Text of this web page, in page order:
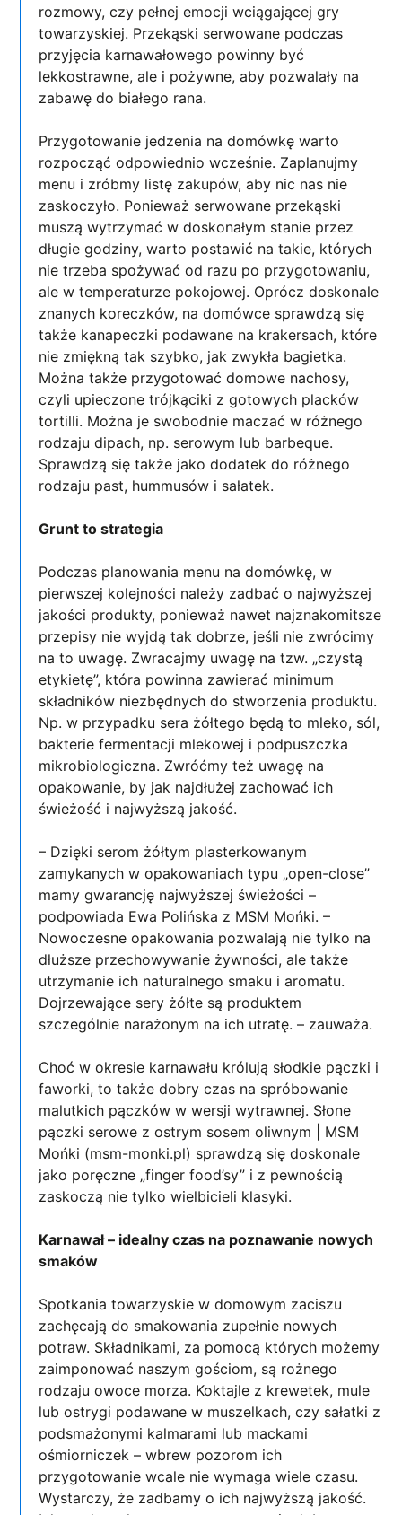
rozmowy, czy pełnej emocji wciągającej gry
towarzyskiej. Przekąski serwowane podczas
przyjęcia karnawałowego powinny być
lekkostrawne, ale i pożywne, aby pozwalały na
zabawę do białego rana.
Przygotowanie jedzenia na domówkę warto
rozpocząć odpowiednio wcześnie. Zaplanujmy
menu i zróbmy listę zakupów, aby nic nas nie
zaskoczyło. Ponieważ serwowane przekąski
muszą wytrzymać w doskonałym stanie przez
długie godziny, warto postawić na takie, których
nie trzeba spożywać od razu po przygotowaniu,
ale w temperaturze pokojowej. Oprócz doskonale
znanych koreczków, na domówce sprawdzą się
także kanapeczki podawane na krakersach, które
nie zmiękną tak szybko, jak zwykła bagietka.
Można także przygotować domowe nachosy,
czyli upieczone trójkąciki z gotowych placków
tortilli. Można je swobodnie maczać w różnego
rodzaju dipach, np. serowym lub barbeque.
Sprawdzą się także jako dodatek do różnego
rodzaju past, hummusów i sałatek.
Grunt to strategia
Podczas planowania menu na domówkę, w
pierwszej kolejności należy zadbać o najwyższej
jakości produkty, ponieważ nawet najznakomitsze
przepisy nie wyjdą tak dobrze, jeśli nie zwrócimy
na to uwagę. Zwracajmy uwagę na tzw. „czystą
etykietę”, która powinna zawierać minimum
składników niezbędnych do stworzenia produktu.
Np. w przypadku sera żółtego będą to mleko, sól,
bakterie fermentacji mlekowej i podpuszczka
mikrobiologiczna. Zwróćmy też uwagę na
opakowanie, by jak najdłużej zachować ich
świeżość i najwyższą jakość.
– Dzięki serom żółtym plasterkowanym
zamykanych w opakowaniach typu „open-close”
mamy gwarancję najwyższej świeżości –
podpowiada Ewa Polińska z MSM Mońki. –
Nowoczesne opakowania pozwalają nie tylko na
dłuższe przechowywanie żywności, ale także
utrzymanie ich naturalnego smaku i aromatu.
Dojrzewające sery żółte są produktem
szczególnie narażonym na ich utratę. – zauważa.
Choć w okresie karnawału królują słodkie pączki i
faworki, to także dobry czas na spróbowanie
malutkich pączków w wersji wytrawnej. Słone
pączki serowe z ostrym sosem oliwnym | MSM
Mońki (msm-monki.pl) sprawdzą się doskonale
jako poręczne „finger food’sy” i z pewnością
zaskoczą nie tylko wielbicieli klasyki.
Karnawał – idealny czas na poznawanie nowych
smaków
Spotkania towarzyskie w domowym zaciszu
zachęcają do smakowania zupełnie nowych
potraw. Składnikami, za pomocą których możemy
zaimponować naszym gościom, są rożnego
rodzaju owoce morza. Koktajle z krewetek, mule
lub ostrygi podawane w muszelkach, czy sałatki z
podsmażonymi kalmarami lub mackami
ośmiorniczek – wbrew pozorom ich
przygotowanie wcale nie wymaga wiele czasu.
Wystarczy, że zadbamy o ich najwyższą jakość.